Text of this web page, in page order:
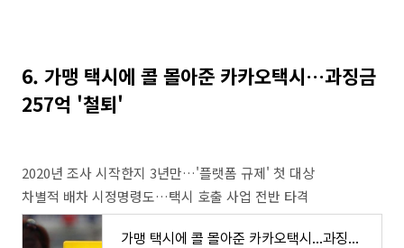
6. 가맹 택시에 콜 몰아준 카카오택시…과징금
257억 '철퇴'
2020년 조사 시작한지 3년만…'플랫폼 규제' 첫 대상
차별적 배차 시정명령도…택시 호출 사업 전반 타격
가맹 택시에 콜 몰아준 카카오택시…과징금 257억 '철퇴' | 아주경제